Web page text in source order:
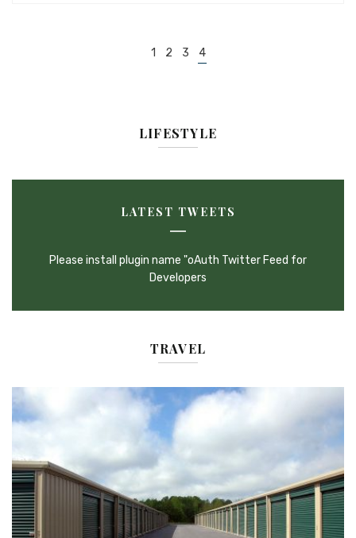
1 2 3 4
LIFESTYLE
LATEST TWEETS
Please install plugin name "oAuth Twitter Feed for
Developers
TRAVEL